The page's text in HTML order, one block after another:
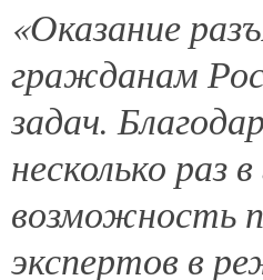
«Оказание
гражданам
задач.
несколько
возможность
экспертов в